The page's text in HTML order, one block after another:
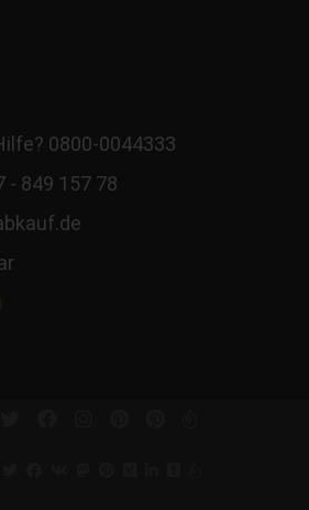
0800-0044333
- 849 157 78